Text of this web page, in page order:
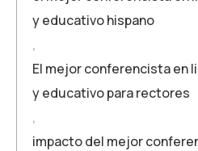
y educativo hispano
,
El mejor conferencista en
y educativo para rectores
,
impacto del mejor